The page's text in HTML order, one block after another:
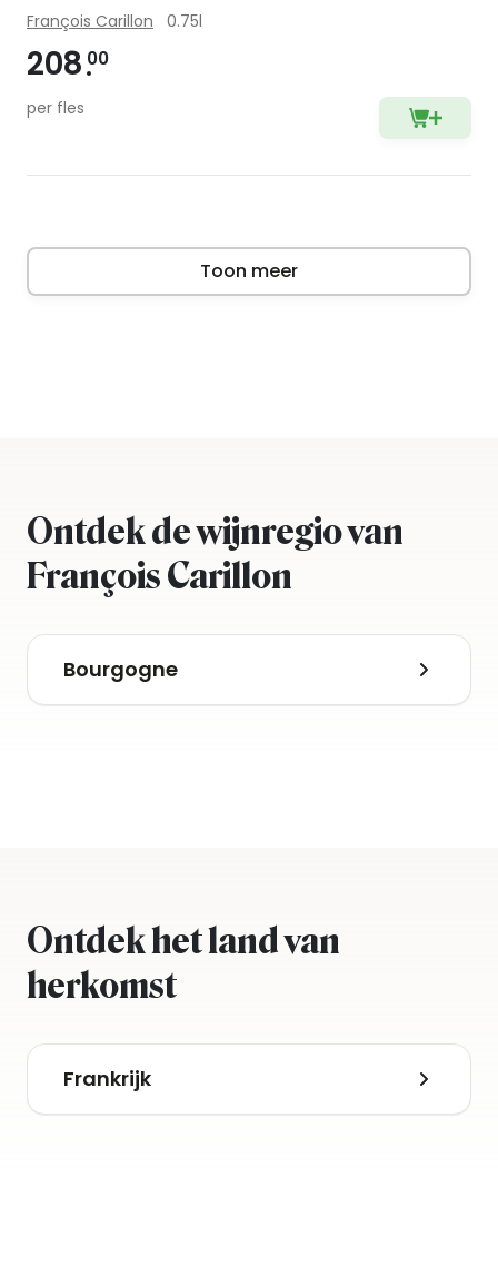
François Carillon 0.75l
208 00
per fles
Toon meer
Ontdek de wijnregio van
François Carillon
Bourgogne
Ontdek het land van
herkomst
Frankrijk